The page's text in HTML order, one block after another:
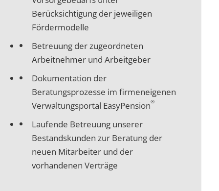
Berücksichtigung der jeweiligen
Fördermodelle
Betreuung der zugeordneten
Arbeitnehmer und Arbeitgeber
Dokumentation der
Beratungsprozesse im firmeneigenen
Verwaltungsportal EasyPension®
Laufende Betreuung unserer
Bestandskunden zur Beratung der
neuen Mitarbeiter und der
vorhandenen Verträge